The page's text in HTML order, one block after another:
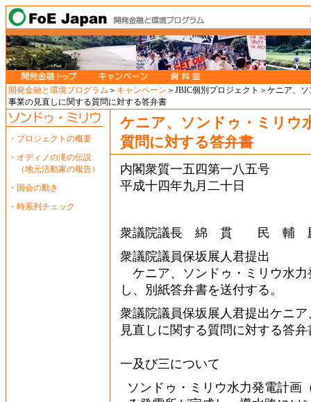
開発金融と環境プログラム ＞ キャンペーン ＞JBIC個別プロジェクト＞ケニア、
事業の見直しに関する質問に対する答弁書
・ プロジェクトの概要
・ オディノの滝の伝説
（地元活動家の報告）
・ 国会の動き
・ 時系列チェック
ケニア、ソンドゥ・ミリウ
質問に対する答弁書
内閣衆質一五四第一八五号
平成十四年九月二十日
衆議院議長 綿 貫 民 輔
衆議院議員保坂展人君提出
ケニア、ソンドゥ・ミリウ水
し、別紙答弁書を送付する。
衆議院議員保坂展人君提出ケニ
見直しに関する質問に対する答弁
一及び三について
ソンドゥ・ミリウ水力発電計画